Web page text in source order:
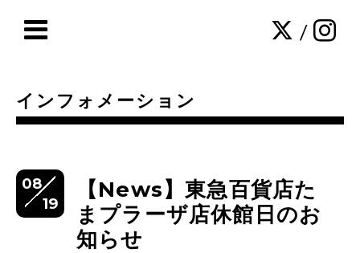
/
インフォメーション
08
19
【News】東急百貨店た
まプラーザ店休館日のお
知らせ